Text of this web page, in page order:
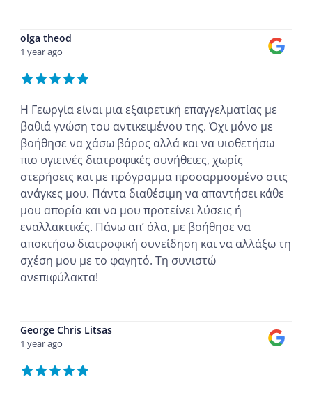
olga theod
1 year ago
Η Γεωργία είναι μια εξαιρετική επαγγελματίας με
βαθιά γνώση του αντικειμένου της. Όχι μόνο με
βοήθησε να χάσω βάρος αλλά και να υιοθετήσω
πιο υγιεινές διατροφικές συνήθειες, χωρίς
στερήσεις και με πρόγραμμα προσαρμοσμένο στις
ανάγκες μου. Πάντα διαθέσιμη να απαντήσει κάθε
μου απορία και να μου προτείνει λύσεις ή
εναλλακτικές. Πάνω απ’ όλα, με βοήθησε να
αποκτήσω διατροφική συνείδηση και να αλλάξω τη
σχέση μου με το φαγητό. Τη συνιστώ
ανεπιφύλακτα!
George Chris Litsas
1 year ago